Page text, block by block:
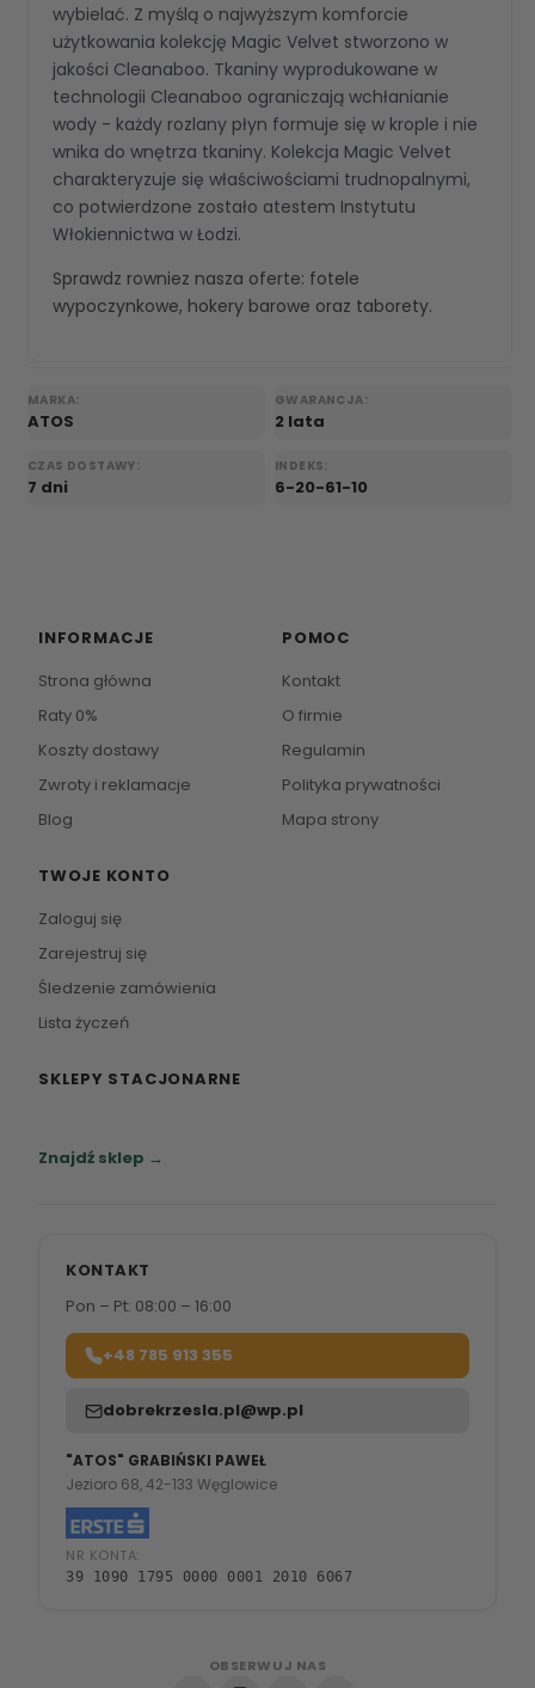
wybielać. Z myślą o najwyższym komforcie
użytkowania kolekcję Magic Velvet stworzono w
jakości Cleanaboo. Tkaniny wyprodukowane w
technologii Cleanaboo ograniczają wchłanianie
wody - każdy rozlany płyn formuje się w krople i nie
wnika do wnętrza tkaniny. Kolekcja Magic Velvet
charakteryzuje się właściwościami trudnopalnymi,
co potwierdzone zostało atestem Instytutu
Włokiennictwa w Łodzi.
Sprawdz rowniez nasza oferte: fotele
wypoczynkowe, hokery barowe oraz taborety.
MARKA:
ATOS
GWARANCJA:
2 lata
CZAS DOSTAWY:
7 dni
INDEKS:
6-20-61-10
INFORMACJE
Strona główna
Raty 0%
Koszty dostawy
Zwroty i reklamacje
Blog
POMOC
Kontakt
O firmie
Regulamin
Polityka prywatności
Mapa strony
TWOJE KONTO
Zaloguj się
Zarejestruj się
Śledzenie zamówienia
Lista życzeń
SKLEPY STACJONARNE
Znajdź sklep →
KONTAKT
Pon – Pt: 08:00 – 16:00
+48 785 913 355
dobrekrzesla.pl@wp.pl
"ATOS" GRABIŃSKI PAWEŁ
Jezioro 68, 42-133 Węglowice
NR KONTA:
39 1090 1795 0000 0001 2010 6067
OBSERWUJ NAS